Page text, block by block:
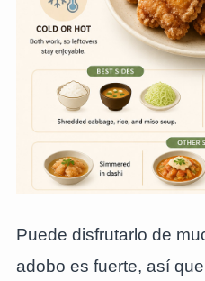
Puede disfrutarlo de
adobo es fuerte, así